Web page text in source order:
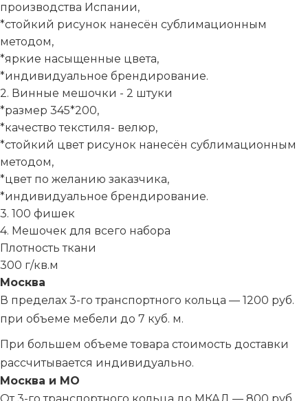
производства Испании,
*стойкий рисунок нанесён сублимационным
методом,
*яркие насыщенные цвета,
*индивидуальное брендирование.
2. Винные мешочки - 2 штуки
*размер 345*200,
*качество текстиля- велюр,
*стойкий цвет рисунок нанесён сублимационным
методом,
*цвет по желанию заказчика,
*индивидуальное брендирование.
3. 100 фишек
4. Мешочек для всего набора
Плотность ткани
300 г/кв.м
Москва
В пределах 3-го транспортного кольца — 1200 руб.
при объеме мебели до 7 куб. м.
При большем объеме товара стоимость доставки
рассчитывается индивидуально.
Москва и МО